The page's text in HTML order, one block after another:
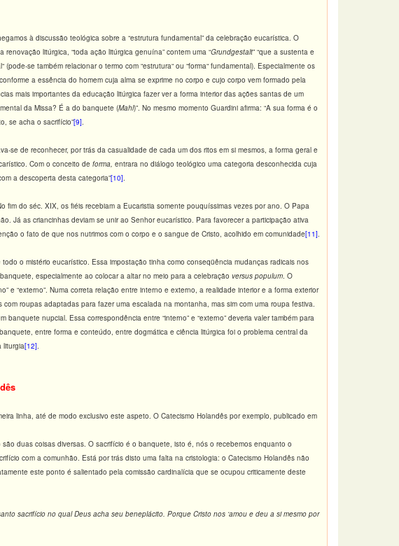
à discussão teológica sobre a “estrutura fundamental” da celebração eucarística. O
litúrgica, “toda ação litúrgica genuína” contem uma “Grundgestalt” “que a sustenta e
(pode-se também relacionar o termo com “estrutura“ ou “forma“ fundamental). Especialmente os
a essência do homem cuja alma se exprime no corpo e cujo corpo vem formado pela
mais importantes da educação litúrgica fazer ver a forma interior das ações santas de um
da Missa? É a do banquete (Mahl)”. No mesmo momento Guardini afirma: “A sua forma é o
se acha o sacrifício”[9].
se de reconhecer, por trás da casualidade de cada um dos ritos em si mesmos, a forma geral e
Com o conceito de forma, entrara no diálogo teológico uma categoria desconhecida cuja
a descoperta desta categoria”[10].
do séc. XIX, os fiéis recebiam a Eucaristia somente pouquíssimas vezes por ano. O Papa
Já as criancinhas deviam se unir ao Senhor eucarístico. Para favorecer a participação ativa
o fato de que nos nutrimos com o corpo e o sangue de Cristo, acolhido em comunidade[11].
o mistério eucarístico. Essa impostação tinha como conseqüência mudanças radicais nos
especialmente ao colocar a altar no meio para a celebração versus populum. O
“externo”. Numa correta relação entre interno e externo, a realidade interior e a forma exterior
roupas adaptadas para fazer uma escalada na montanha, mas sim com uma roupa festiva.
nupcial. Essa correspondência entre “interno” e “externo” deveria valer também para
entre forma e conteúdo, entre dogmática e ciência litúrgica foi o problema central da
liturgia[12].
linha, até de modo exclusivo este aspeto. O Catecismo Holandês por exemplo, publicado em
duas coisas diversas. O sacrifício é o banquete, isto é, nós o recebemos enquanto o
com a comunhão. Está por trás disto uma falta na cristologia: o Catecismo Holandês não
este ponto é salientado pela comissão cardinalícia que se ocupou criticamente deste
sacrifício no qual Deus acha seu beneplácito. Porque Cristo nos ‘amou e deu a si mesmo por